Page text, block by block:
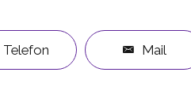
Telefon Mail